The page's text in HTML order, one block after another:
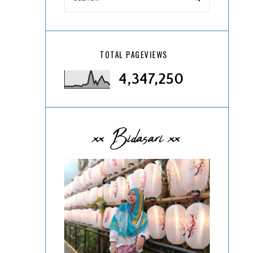
TOTAL PAGEVIEWS
4,347,250
xx Bidasari xx